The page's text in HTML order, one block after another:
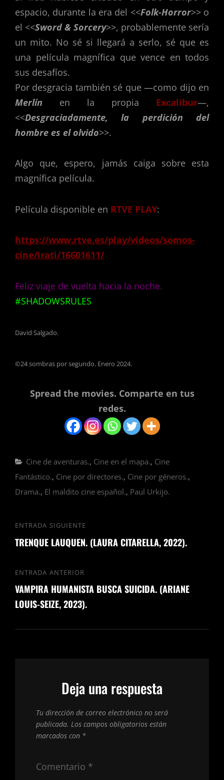
espacio, durante la era del <<Folk-Horror>> o
el <<Sword & Sorcery>>, probablemente sería
un mito. No sé si llegará a serlo, sé que es
una película magnífica que vence en todos
sus desafíos.
Por desgracia también sé que —como dijo en
Merlín en la propia Excalibur—,
<<Desgraciadamente, la perdición del
hombre es el olvido>>.
Algo que, espero, jamás caiga sobre esta
magnífica película.
Película disponible en RTVE PLAY:
https://www.rtve.es/play/videos/somos-
cine/irati/16601611/
Feliz viaje de vuelta hacia la noche.
#SHADOWSRULES
David Salgado.
©24 sombras por segundo. Enero 2024.
Spread the movies. Comparte en tus
redes.
Categorías
Cine de aventuras., Cine en el mapa., Cine
Fantástico., Cine por directores., Cine por géneros.,
Drama., El maldito cine español., Paul Urkijo.
Navegación
de
Entrada
anterior
ENTRADA ANTERIOR
VAMPIRA HUMANISTA BUSCA SUICIDA. (ARIANE
LOUIS-SEIZE, 2023).
Entrada
siguiente
ENTRADA SIGUIENTE
TRENQUE LAUQUEN. (LAURA CITARELLA, 2022).
Deja una respuesta
Tu dirección de correo electrónico no será
publicada. Los campos obligatorios están
marcados con *
Comentario *